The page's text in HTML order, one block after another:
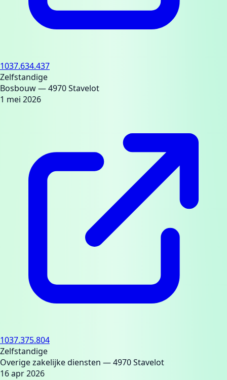
1037.634.437
Zelfstandige
Bosbouw— 4970 Stavelot
1 mei 2026
1037.375.804
Zelfstandige
Overige zakelijke diensten — 4970 Stavelot
16 apr 2026